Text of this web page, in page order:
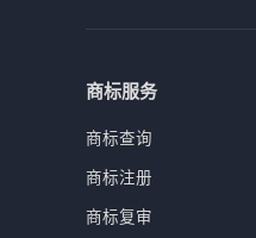
商标服务
商标查询
商标注册
商标复审